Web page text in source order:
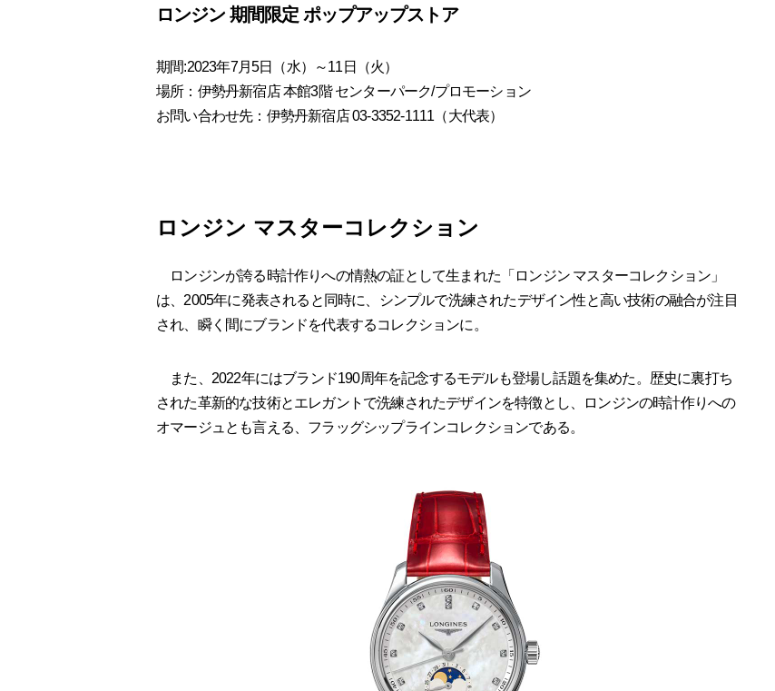
ロンジン 期間限定 ポップアップストア
期間:2023年7月5日（水）～11日（火）
場所：伊勢丹新宿店 本館3階 センターパーク/プロモーション
お問い合わせ先：伊勢丹新宿店 03-3352-1111（大代表）
ロンジン マスターコレクション
ロンジンが誇る時計作りへの情熱の証として生まれた「ロンジン マスターコレクション」
は、2005年に発表されると同時に、シンプルで洗練されたデザイン性と高い技術の融合が注目
され、瞬く間にブランドを代表するコレクションに。
また、2022年にはブランド190周年を記念するモデルも登場し話題を集めた。歴史に裏打ち
された革新的な技術とエレガントで洗練されたデザインを特徴とし、ロンジンの時計作りへの
オマージュとも言える、フラッグシップラインコレクションである。